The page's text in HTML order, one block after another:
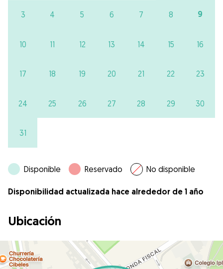
3 4 5 6 7 8 9
10 11 12 13 14 15 16
17 18 19 20 21 22 23
24 25 26 27 28 29 30
31
Disponible Reservado No disponible
Disponibilidad actualizada hace alrededor de 1 año
Ubicación